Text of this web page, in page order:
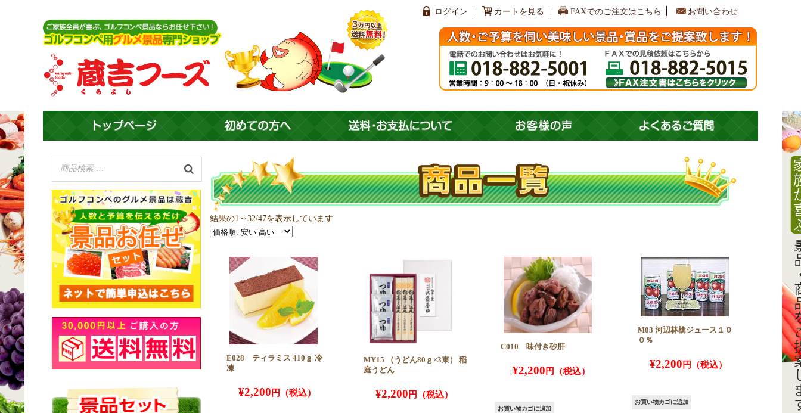
ログイン カートを見る FAXでのご注文はこちら お問い合わせ
結果の1～32/47を表示しています
E028 ティラミス 410ｇ 冷
凍
¥2,200
MY15 （うどん80ｇ×3束） 稲
庭うどん
¥2,200
C010 味付き砂肝
¥2,200
お買い物カゴに追加
M03 河辺林檎ジュース１０
０％
¥2,200
お買い物カゴに追加